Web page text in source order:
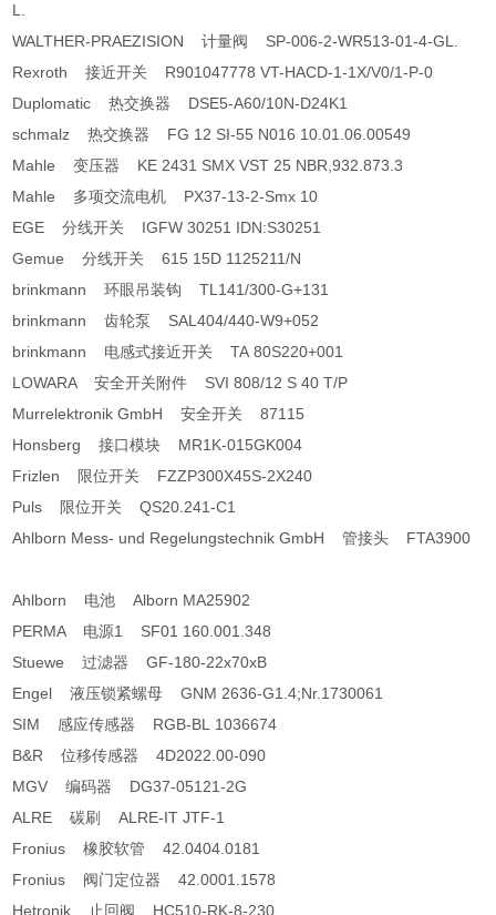
L.
WALTHER-PRAEZISION 计量阀 SP-006-2-WR513-01-4-GL.
Rexroth 接近开关 R901047778 VT-HACD-1-1X/V0/1-P-0
Duplomatic 热交换器 DSE5-A60/10N-D24K1
schmalz 热交换器 FG 12 SI-55 N016 10.01.06.00549
Mahle 变压器 KE 2431 SMX VST 25 NBR,932.873.3
Mahle 多项交流电机 PX37-13-2-Smx 10
EGE 分线开关 IGFW 30251 IDN:S30251
Gemue 分线开关 615 15D 1125211/N
brinkmann 环眼吊装钩 TL141/300-G+131
brinkmann 齿轮泵 SAL404/440-W9+052
brinkmann 电感式接近开关 TA 80S220+001
LOWARA 安全开关附件 SVI 808/12 S 40 T/P
Murrelektronik GmbH 安全开关 87115
Honsberg 接口模块 MR1K-015GK004
Frizlen 限位开关 FZZP300X45S-2X240
Puls 限位开关 QS20.241-C1
Ahlborn Mess- und Regelungstechnik GmbH 管接头 FTA3900
Ahlborn 电池 Alborn MA25902
PERMA 电源1 SF01 160.001.348
Stuewe 过滤器 GF-180-22x70xB
Engel 液压锁紧螺母 GNM 2636-G1.4;Nr.1730061
SIM 感应传感器 RGB-BL 1036674
B&R 位移传感器 4D2022.00-090
MGV 编码器 DG37-05121-2G
ALRE 碳刷 ALRE-IT JTF-1
Fronius 橡胶软管 42.0404.0181
Fronius 阀门定位器 42.0001.1578
Hetronik 止回阀 HC510-RK-8-230